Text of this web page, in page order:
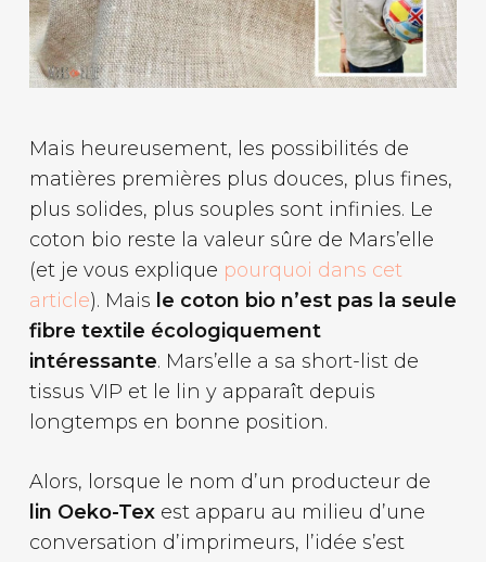
Mais heureusement, les possibilités de
matières premières plus douces, plus fines,
plus solides, plus souples sont infinies. Le
coton bio reste la valeur sûre de Mars’elle
(et je vous explique pourquoi dans cet
article). Mais le coton bio n’est pas la seule
fibre textile écologiquement
intéressante. Mars’elle a sa short-list de
tissus VIP et le lin y apparaît depuis
longtemps en bonne position.
Alors, lorsque le nom d’un producteur de
lin Oeko-Texest apparu au milieu d’une
conversation d’imprimeurs, l’idée s’est